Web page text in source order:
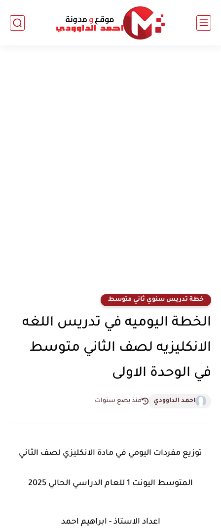
خطة تدريس سنوي ثاني متوسط
الخطة اليوميه في تدريس اللغه
الانكليزيه لصف الثاني متوسط
في الوحدة الاولى
احمد الداوودي منذ بضع سنوات
توزيع مفردات اليومي في مادة الانكليزي لصف الثاني
المتوسط اليونت 1 للعام الدراسي الحالي 2025
اعداد الاستاذ - ابراهيم احمد